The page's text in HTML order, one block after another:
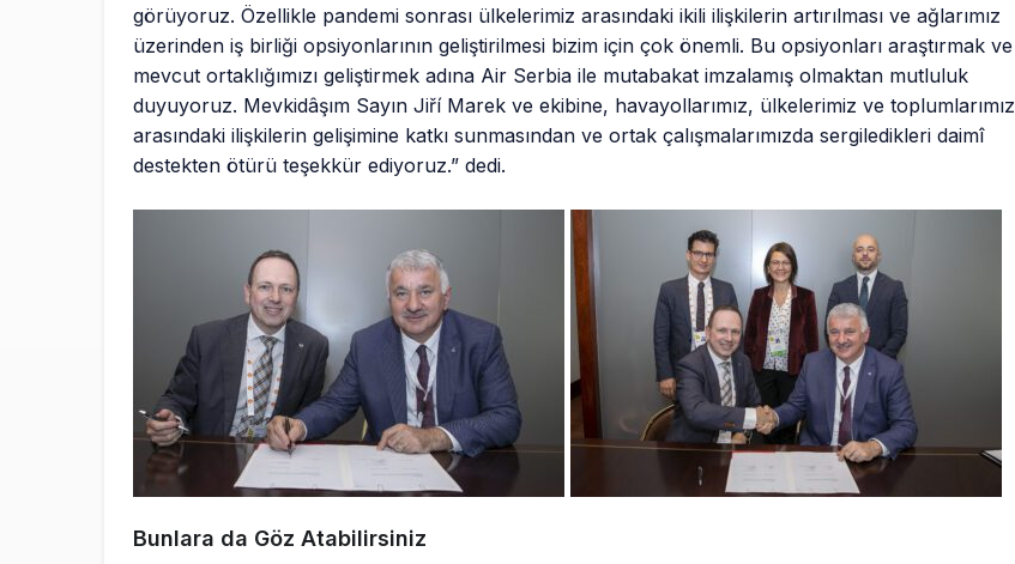
görüyoruz. Özellikle pandemi sonrası ülkelerimiz arasındaki ikili ilişkilerin artırılması ve ağlarımız
üzerinden iş birliği opsiyonlarının geliştirilmesi bizim için çok önemli. Bu opsiyonları araştırmak ve
mevcut ortaklığımızı geliştirmek adına Air Serbia ile mutabakat imzalamış olmaktan mutluluk
duyuyoruz. Mevkidâşım Sayın Jiří Marek ve ekibine, havayollarımız, ülkelerimiz ve toplumlarımız
arasındaki ilişkilerin gelişimine katkı sunmasından ve ortak çalışmalarımızda sergiledikleri daimî
destekten ötürü teşekkür ediyoruz.” dedi.
Bunlara da Göz Atabilirsiniz